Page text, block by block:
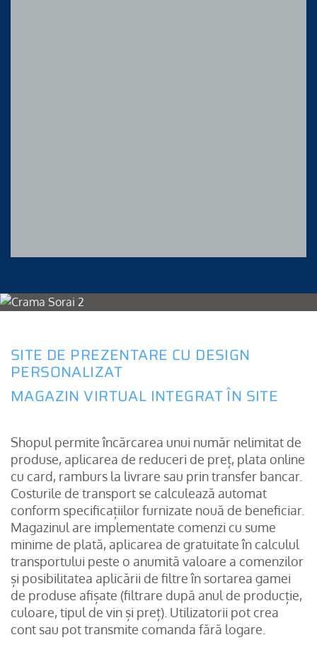
SITE DE PREZENTARE CU DESIGN
PERSONALIZAT
MAGAZIN VIRTUAL INTEGRAT ÎN SITE
Shopul permite încărcarea unui număr nelimitat de
produse, aplicarea de reduceri de preț, plata online
cu card, ramburs la livrare sau prin transfer bancar.
Costurile de transport se calculează automat
conform specificațiilor furnizate nouă de beneficiar.
Magazinul are implementate comenzi cu sume
minime de plată, aplicarea de gratuitate în calculul
transportului peste o anumită valoare a comenzilor
și posibilitatea aplicării de filtre în sortarea gamei
de produse afișate (filtrare după anul de producție,
culoare, tipul de vin și preț). Utilizatorii pot crea
cont sau pot transmite comanda fără logare.